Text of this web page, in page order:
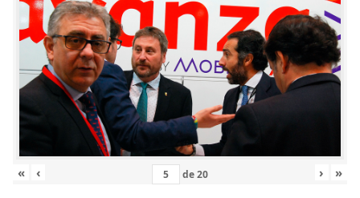
« ‹ de20 › »